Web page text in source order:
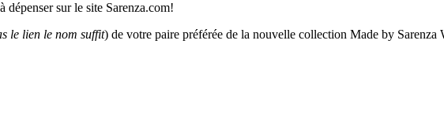
à dépenser sur le site Sarenza.com!
le lien le nom suffit) de votre paire préférée de la nouvelle collection Made by Sarenza